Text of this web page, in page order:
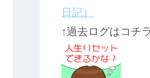
日記）
↑過去ログはコチ